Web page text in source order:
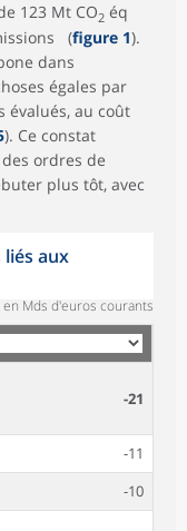
123 Mt CO2 éq
(figure 1).
dans
égales par
évalués, au coût
). Ce constat
ordres de
plus tôt, avec
liés aux
en Mds d'euros courants
-21
-11
-10